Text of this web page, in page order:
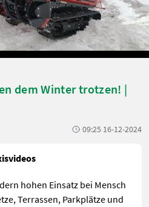
dem Winter trotzen! |
09:25 16-12-2024
hohen Einsatz bei Mensch
Terrassen, Parkplätze und